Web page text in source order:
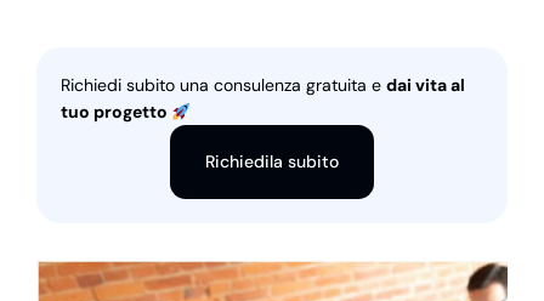
Richiedi subito una consulenza gratuita e dai vita al
tuo progetto
Richiedila subito